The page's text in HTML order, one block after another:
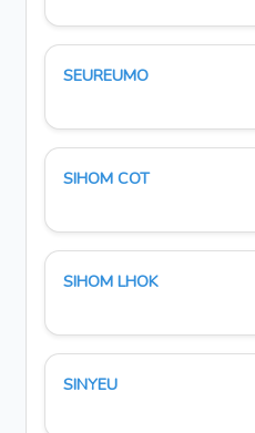
SEUREUMO
SIHOM COT
SIHOM LHOK
SINYEU